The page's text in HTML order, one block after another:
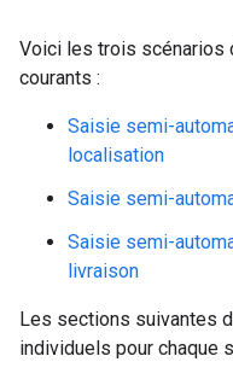
Voici les trois scénarios
courants :
Saisie semi-
localisation
Saisie semi-
Saisie semi-
livraison
Les sections suivantes
individuels pour chaque